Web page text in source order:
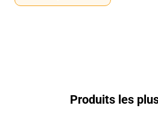
Produits les